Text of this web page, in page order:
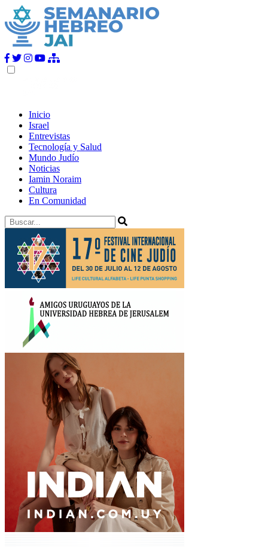
Inicio
Israel
Entrevistas
Tecnología y Salud
Mundo Judío
Noticias
Iamin Noraim
Cultura
En Comunidad